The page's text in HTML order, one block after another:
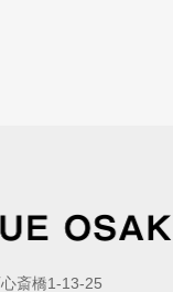
斎橋1-13-25